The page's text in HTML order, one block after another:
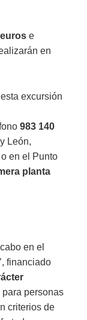
e
en
excursión
983 140
León,
o en el Punto
planta
en el
financiado
personas
criterios de